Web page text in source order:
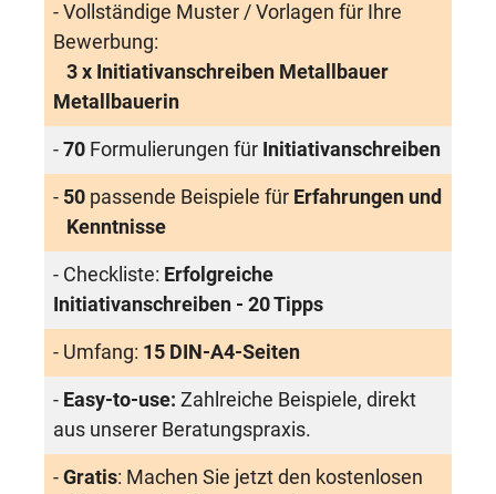
- Vollständige Muster / Vorlagen für Ihre
Bewerbung:
3 x Initiativanschreiben Metallbauer
Metallbauerin
- 70 Formulierungen für Initiativanschreiben
- 50 passende Beispiele für Erfahrungen und
Kenntnisse
- Checkliste: Erfolgreiche
Initiativanschreiben - 20 Tipps
- Umfang: 15 DIN-A4-Seiten
- Easy-to-use: Zahlreiche Beispiele, direkt
aus unserer Beratungspraxis.
- Gratis: Machen Sie jetzt den kostenlosen